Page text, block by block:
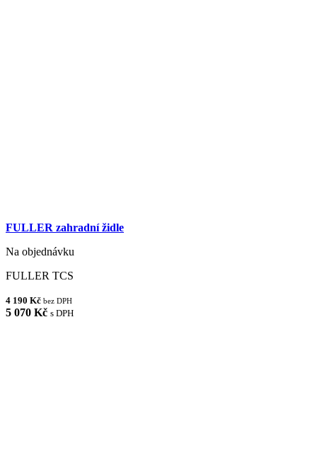
FULLER zahradní židle
Na objednávku
FULLER TCS
4 190 Kč bez DPH
5 070 Kč s DPH